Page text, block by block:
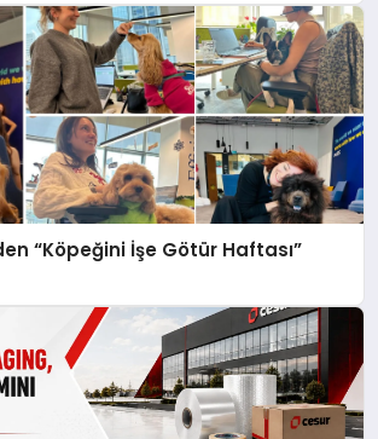
“Köpeğini İşe Götür Haftası”